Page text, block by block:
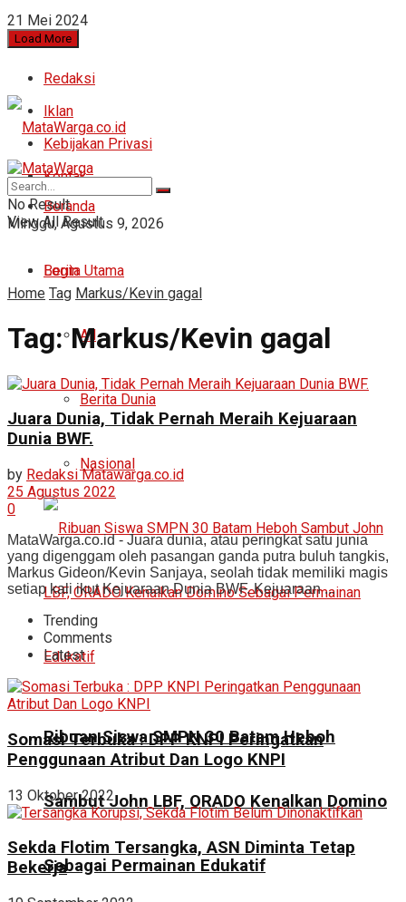
21 Mei 2024
Load More
Redaksi
Iklan
Kebijakan Privasi
Kontak
Minggu, Agustus 9, 2026
Login
Beranda
Berita Utama
All
Berita Dunia
Nasional
Ribuan Siswa SMPN 30 Batam Heboh
Sambut John LBF, ORADO Kenalkan Domino
Sebagai Permainan Edukatif
No Result
View All Result
Home Tag Markus/Kevin gagal
Tag:Markus/Kevin gagal
Juara Dunia, Tidak Pernah Meraih Kejuaraan
Dunia BWF.
by Redaksi Matawarga.co.id
25 Agustus 2022
0
MataWarga.co.id - Juara dunia, atau peringkat satu junia
yang digenggam oleh pasangan ganda putra buluh tangkis,
Markus Gideon/Kevin Sanjaya, seolah tidak memiliki magis
setiap kali ikut Kejuaraan Dunia BWF. Kejuaraan ...
Trending
Comments
Latest
Somasi Terbuka : DPP KNPI Peringatkan
Penggunaan Atribut Dan Logo KNPI
13 Oktober 2022
Sekda Flotim Tersangka, ASN Diminta Tetap
Bekerja